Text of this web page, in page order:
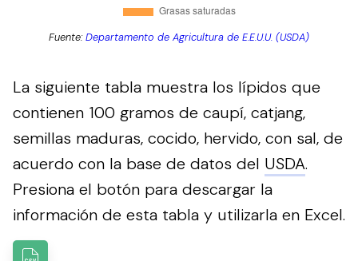
Fuente:Departamento de Agricultura de E.E.U.U. (USDA)
La siguiente tabla muestra los lípidos que
contienen 100 gramos de caupí, catjang,
semillas maduras, cocido, hervido, con sal, de
acuerdo con la base de datos del USDA.
Presiona el botón para descargar la
información de esta tabla y utilizarla en Excel.